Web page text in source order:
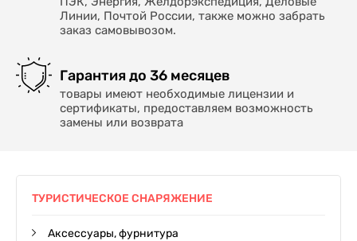
Линии, Почтой России, также можно забрать
заказ самовывозом.
Гарантия до 36 месяцев
товары имеют необходимые лицензии и
сертификаты, предоставляем возможность
замены или возврата
ТУРИСТИЧЕСКОЕ СНАРЯЖЕНИЕ
Аксессуары, фурнитура